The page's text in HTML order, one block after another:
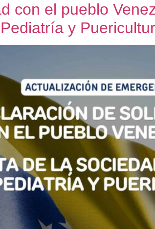
con el pueblo
y